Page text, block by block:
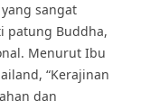
sangat
patung Buddha,
Menurut Ibu
“Kerajinan
dan